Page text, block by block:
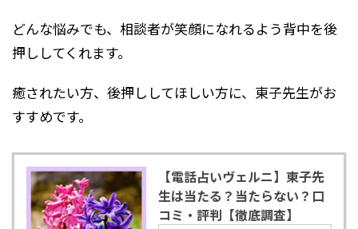
どんな悩みでも、相談者が笑顔になれるよう背中を後
押ししてくれます。
癒されたい方、後押ししてほしい方に、東子先生がお
すすめです。
【電話占いヴェルニ】東子先
生は当たる？当たらない？口
コミ・評判【徹底調査】